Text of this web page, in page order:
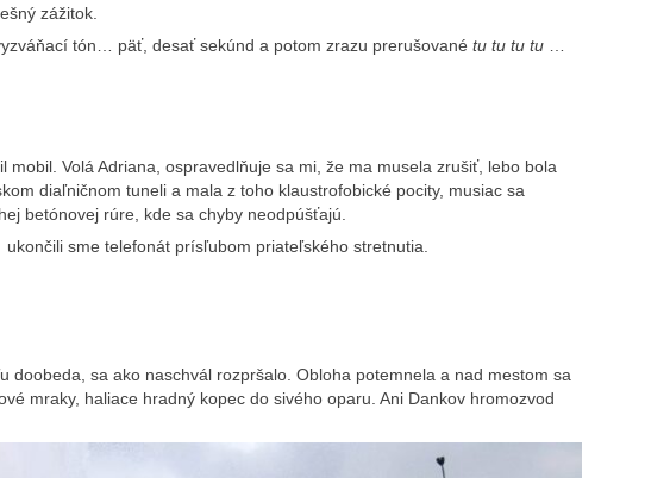
zážitok.
tón… päť, desať sekúnd a potom zrazu prerušované tu tu tu tu …
mobil. Volá Adriana, ospravedlňuje sa mi, že ma musela zrušiť, lebo bola
diaľničnom tuneli a mala z toho klaustrofobické pocity, musiac sa
betónovej rúre, kde sa chyby neodpúšťajú.
ukončili sme telefonát prísľubom priateľského stretnutia.
doobeda, sa ako naschvál rozpršalo. Obloha potemnela a nad mestom sa
mraky, haliace hradný kopec do sivého oparu. Ani Dankov hromozvod